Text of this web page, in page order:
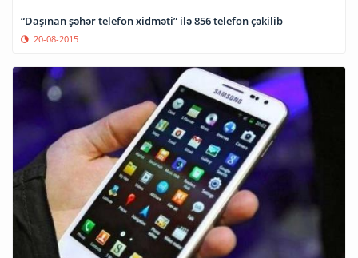
“Daşınan şəhər telefon xidməti” ilə 856 telefon çəkilib
20-08-2015